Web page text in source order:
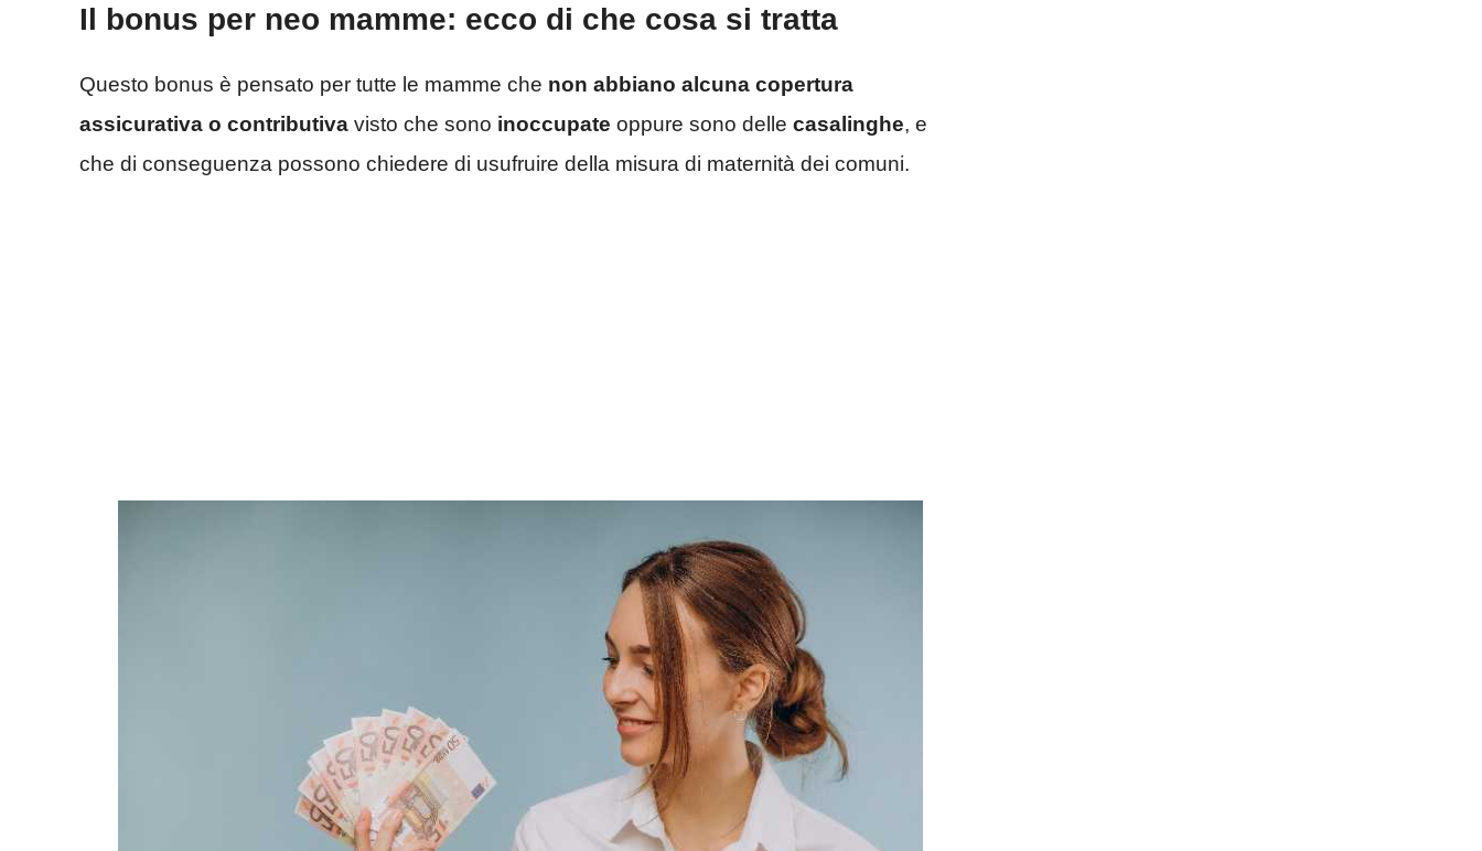
Il bonus per neo mamme: ecco di che cosa si tratta
Questo bonus è pensato per tutte le mamme che non abbiano alcuna copertura
assicurativa o contributiva visto che sono inoccupate oppure sono delle casalinghe, e
che di conseguenza possono chiedere di usufruire della misura di maternità dei comuni.